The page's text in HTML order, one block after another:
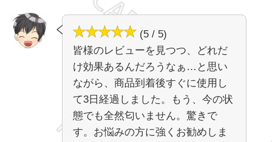
(5 / 5)
皆様のレビューを見つつ、どれだ
け効果あるんだろうなぁ…と思い
ながら、商品到着後すぐに使用し
て3日経過しました。もう、今の状
態でも全然匂いません。驚きで
す。お悩みの方に強くお勧めしま